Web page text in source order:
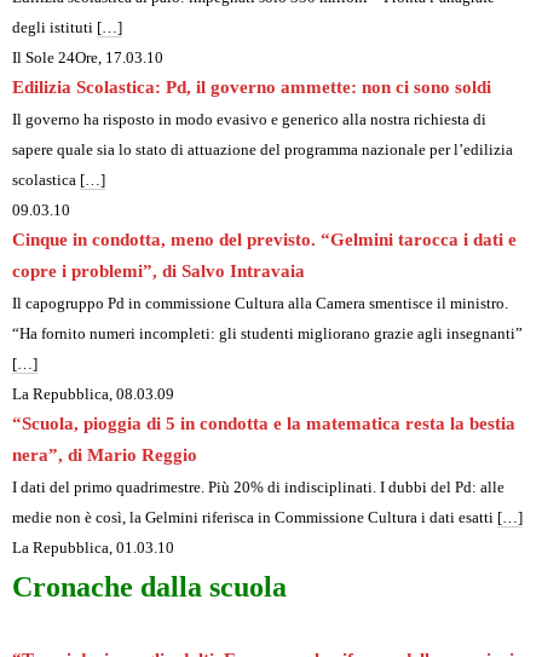
degli istituti […]
Il Sole 24Ore, 17.03.10
Edilizia Scolastica: Pd, il governo ammette: non ci sono soldi
Il governo ha risposto in modo evasivo e generico alla nostra richiesta di
sapere quale sia lo stato di attuazione del programma nazionale per l’edilizia
scolastica […]
09.03.10
Cinque in condotta, meno del previsto. “Gelmini tarocca i dati e
copre i problemi”, di Salvo Intravaia
Il capogruppo Pd in commissione Cultura alla Camera smentisce il ministro.
“Ha fornito numeri incompleti: gli studenti migliorano grazie agli insegnanti”
[…]
La Repubblica, 08.03.09
“Scuola, pioggia di 5 in condotta e la matematica resta la bestia
nera”, di Mario Reggio
I dati del primo quadrimestre. Più 20% di indisciplinati. I dubbi del Pd: alle
medie non è così, la Gelmini riferisca in Commissione Cultura i dati esatti […]
La Repubblica, 01.03.10
Cronache dalla scuola